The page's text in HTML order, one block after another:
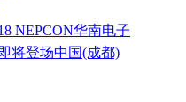
NEPCON华南电子
将登场中国(成都)